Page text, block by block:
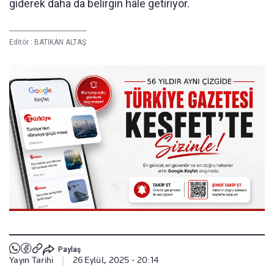
giderek daha da belirgin hâle getiriyor.
Editör : BATIKAN ALTAŞ
Paylaş
Yayın Tarihi 26 Eylül, 2025 - 20:14